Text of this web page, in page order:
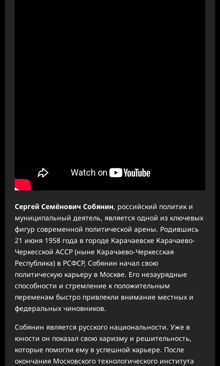
Сергей Семёнович Собянин, российский политик и
муниципальный деятель, является одной из ключевых
фигур современной политической арены. Родившись
21 июня 1958 года в городе Карачаевске Карачаево-
Черкесской АССР (ныне Карачаево-Черкесская
Республика) в РСФСР, Собянин начал свою
политическую карьеру в Москве. Его незаурядные
способности и стремление к положительным
переменам быстро привлекли внимание местных и
федеральных чиновников.
Собянин является русского национальности. Уже в
юности он показал свою харизму и решительность,
которые помогли ему в успешной карьере. После
окончания Московского технологического института